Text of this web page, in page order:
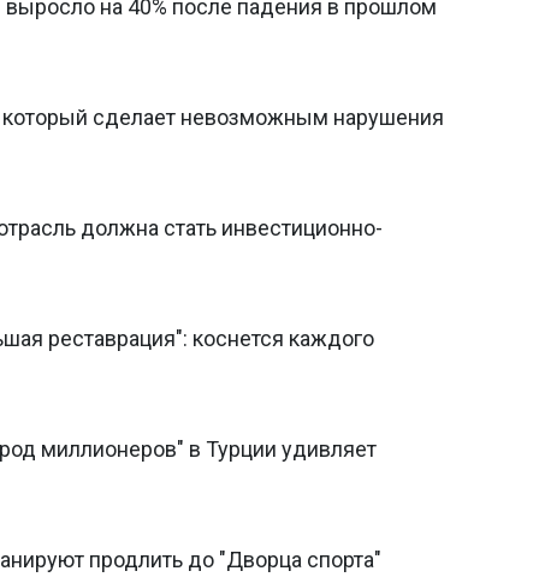
выросло на 40% после падения в прошлом
который сделает невозможным нарушения
должна стать инвестиционно-
реставрация": коснется каждого
миллионеров" в Турции удивляет
продлить до "Дворца спорта"